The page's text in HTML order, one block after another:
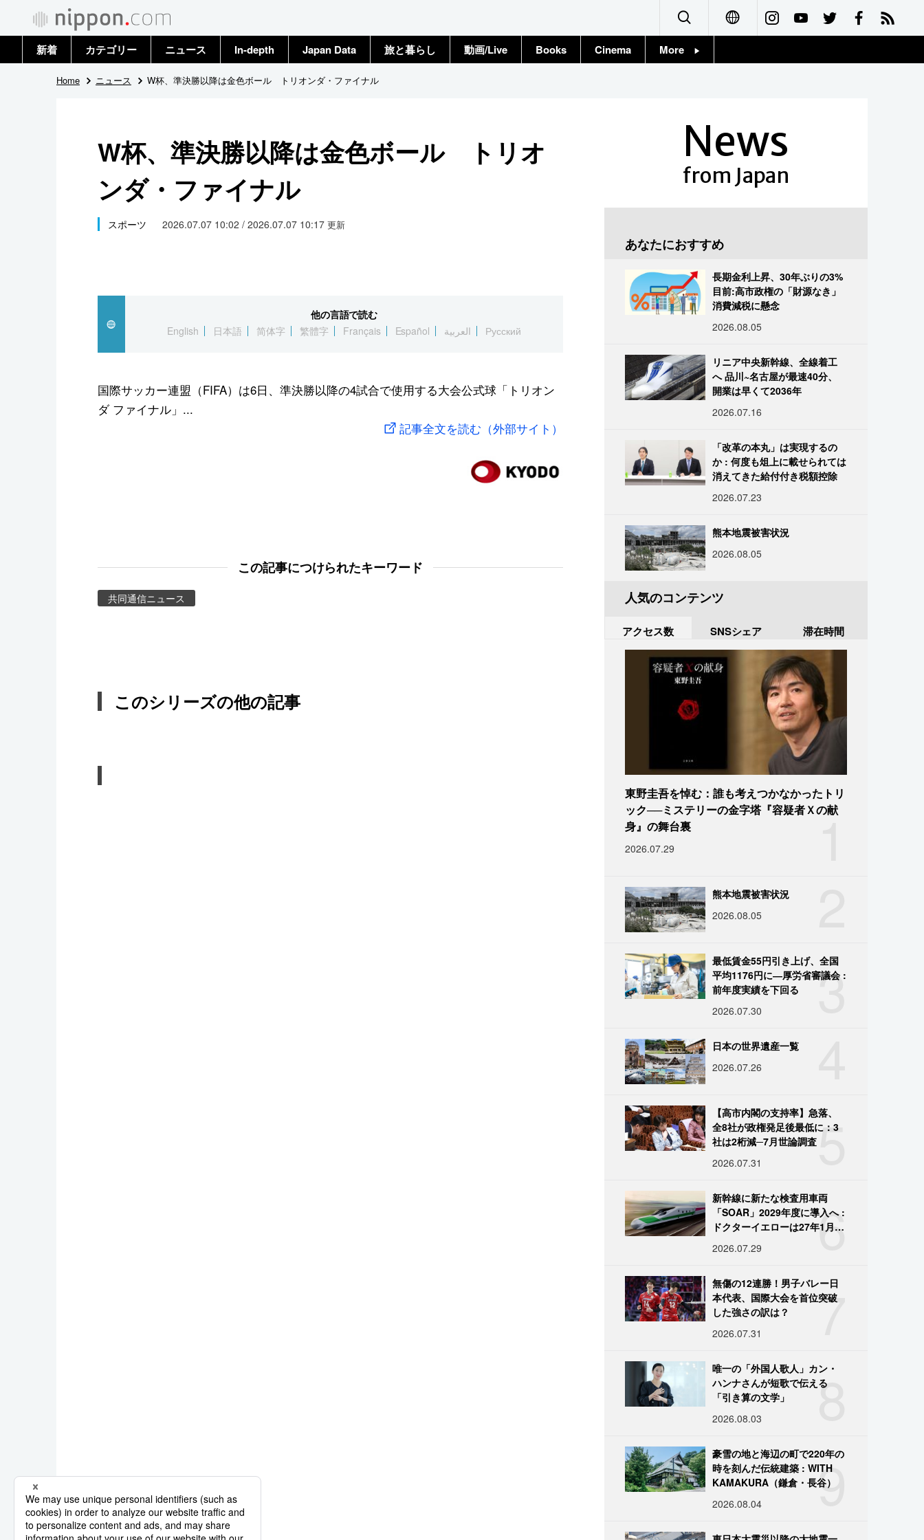
Français
新着 カテゴリー
政治・外交
国際
社会
文化
スポーツ・東京2020
ニュース
トップ
In-depth Japan Data 旅と暮らし 動画/Live Books Cinema More
Home ニュース W杯、準決勝以降は金色ボール トリオンダ・ファイナル
W杯、準決勝以降は金色ボール トリオ
ンダ・ファイナル
スポーツ 2026.07.07 10:02 / 2026.07.07 10:17 更新
他の言語で読む
English
日本語 简体字 繁體字 Français Español العربية Русский
国際サッカー連盟（FIFA）は6日、準決勝以降の4試合で使用する大会公式球「トリオン
ダ ファイナル」...
記事全文を読む（外部サイト）
この記事につけられたキーワード
共同通信ニュース
このシリーズの他の記事
News
from Japan
あなたにおすすめ
長期金利上昇、30年ぶりの3%
目前:高市政権の「財源なき」
消費減税に懸念
2026.08.05
リニア中央新幹線、全線着工
へ 品川~名古屋が最速40分、
開業は早くて2036年
2026.07.16
「改革の本丸」は実現するの
か : 何度も俎上に載せられては
消えてきた給付付き税額控除
2026.07.23
熊本地震被害状況
2026.08.05
人気のコンテンツ
アクセス数 SNSシェア 滞在時間
1
東野圭吾を悼む：誰も考えつかなかったトリ
ック──ミステリーの金字塔『容疑者Ｘの献
身』の舞台裏
2026.07.29
熊本地震被害状況
2026.08.05
3
最低賃金55円引き上げ、全国
平均1176円に―厚労省審議会 :
前年度実績を下回る
2026.07.30
日本の世界遺産一覧
2026.07.26
5
【高市内閣の支持率】急落、
全8社が政権発足後最低に：3
社は2桁減─7月世論調査
2026.07.31
6
新幹線に新たな検査用車両
「SOAR」2029年度に導入へ :
ドクターイエローは27年1月に
2026.07.29
7
無傷の12連勝！男子バレー日
本代表、国際大会を首位突破
した強さの訳は？
2026.07.31
8
唯一の「外国人歌人」カン・
ハンナさんが短歌で伝える
「引き算の文学」
2026.08.03
9
豪雪の地と海辺の町で220年の
時を刻んだ伝統建築 : WITH
KAMAKURA（鎌倉・長谷）
2026.08.04